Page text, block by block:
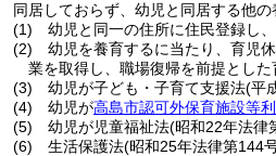
同居しておらず、幼児と同居する他
(1)
幼児と同一の住所に住民登録し
(2)
幼児を養育するに当たり、育児
業を取得し、職場復帰を前提とし
(3)
幼児が子ども・子育て支援法(平
(4)
幼児が高島市認可外保育施設等
(5)
幼児が児童福祉法(昭和22年法律
(6)
生活保護法(昭和25年法律第144